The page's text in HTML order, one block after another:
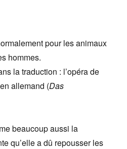
pour les animaux
hommes.
la traduction : l’opéra de
allemand (Das
beaucoup aussi la
qu’elle a dû repousser les